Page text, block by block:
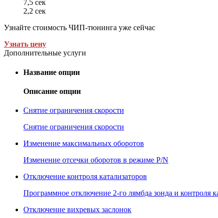
7,5 сек
2,2 сек
Узнайте стоимость ЧИП-тюнинга уже сейчас
Узнать цену
Дополнительные услуги
Название опции
Описание опции
Снятие ограничения скорости
Снятие ограничения скорости
Изменение максимальных оборотов
Изменение отсечки оборотов в режиме P/N
Отключение контроля катализаторов
Программное отключение 2-го лямбда зонда и контроля
Отключение вихревых заслонок